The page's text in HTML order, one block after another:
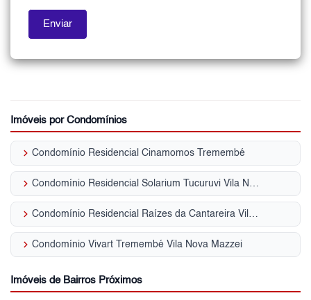
Imóveis por Condomínios
keyboard_arrow_right Condomínio Residencial Cinamomos Tremembé
keyboard_arrow_right Condomínio Residencial Solarium Tucuruvi Vila Nova Mazzei
keyboard_arrow_right Condomínio Residencial Raízes da Cantareira Vila Nova Mazzei
keyboard_arrow_right Condomínio Vivart Tremembé Vila Nova Mazzei
Imóveis de Bairros Próximos